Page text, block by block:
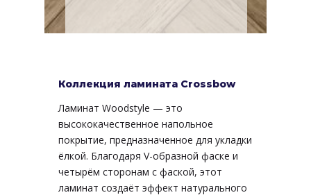
Коллекция ламината Crossbow
Ламинат Woodstyle — это
высококачественное напольное
покрытие, предназначенное для укладки
ёлкой. Благодаря V-образной фаске и
четырём сторонам с фаской, этот
ламинат создаёт эффект натурального